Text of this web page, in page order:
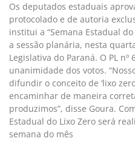
Os deputados estaduais
protocolado e de autoria
institui a “Semana Estadual
a sessão planária, nesta
Legislativa do Paraná. O PL nº
unanimidade dos votos.
difundir o conceito de ‘lixo
encaminhar de maneira
produzimos”, disse Goura.
Estadual do Lixo Zero será
semana do mês